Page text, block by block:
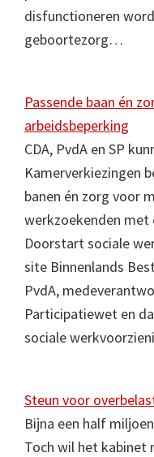
disfunctioneren
geboortezorg…
Passende baan én
arbeidsbeperking
CDA, PvdA en SP
Kamerverkiezingen
banen én zorg voor
werkzoekenden met
Doorstart sociale
site Binnenlands
PvdA,
Participatiewet en
sociale
Steun voor
Bijna een half
Toch wil het kabinet